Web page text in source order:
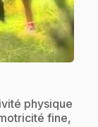
physique
fine,